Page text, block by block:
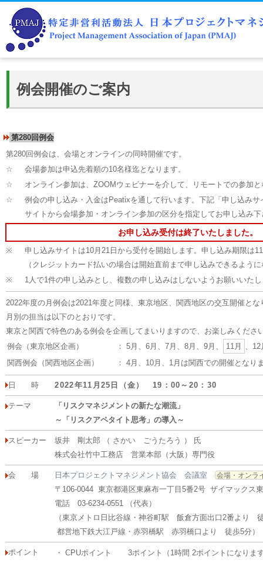
例会開催のご案内
第280回例会
第280回例会は、会場とオンラインの同時開催です。
☆
会場参加は申込先着順の10名様迄となります。
☆
オンライン参加は、ZOOMウェビナーを介して、リモートでの参加
☆
例会の申し込み・入金はPeatixを通して行います。下記「申し込み
サイトから会場参加・オンライン参加の区分を指定してお申し込み
お申し込み受付は終了いたしました。
※
申し込みサイトは10月21日から受付を開始します。申し込み期限は
（クレジットカード払いの場合は開始直前まで申し込みできるよう
※
1人で1件の申し込みとし、複数の申し込みはしないようお願いいた
2022年度の月例会は2021年度と同様、東京地区、関西地区の交互開催とな
月別の担当は以下のとおりです。
東京と関西で特色のある例会を企画してまいりますので、お楽しみくださ
例会（東京地区企画）
： 5月、6月、7月、8月、9月、 11月
、12
関西例会（関西地区企画）
： 4月、10月、1月は関西での開催となり
日 時 2022年11月25日（金） 19：00～20：30
テーマ
「リスクマネジメントの新たな潮流」
～「リスクアペタイト思考」の導入～
スピーカー 坂井 剛太郎 （ さかい ごうたろう ） 氏
株式会社竹中工務店 営業本部（大阪）専門役
会 場 日本プロジェクトマネジメント協会 会議室 会場・オンラ
〒106-0044 東京都港区東麻布一丁目5番2号 ザイマックス
電話 03-6234-0551 （代表）
（東京メトロ日比谷線・神谷町駅 飯倉方面出口2番より
都営地下鉄大江戸線・赤羽橋駅 赤羽橋口より 徒歩5分）
ポイント ・ CPUポイント
3ポイント（1時間 2ポイントになりま